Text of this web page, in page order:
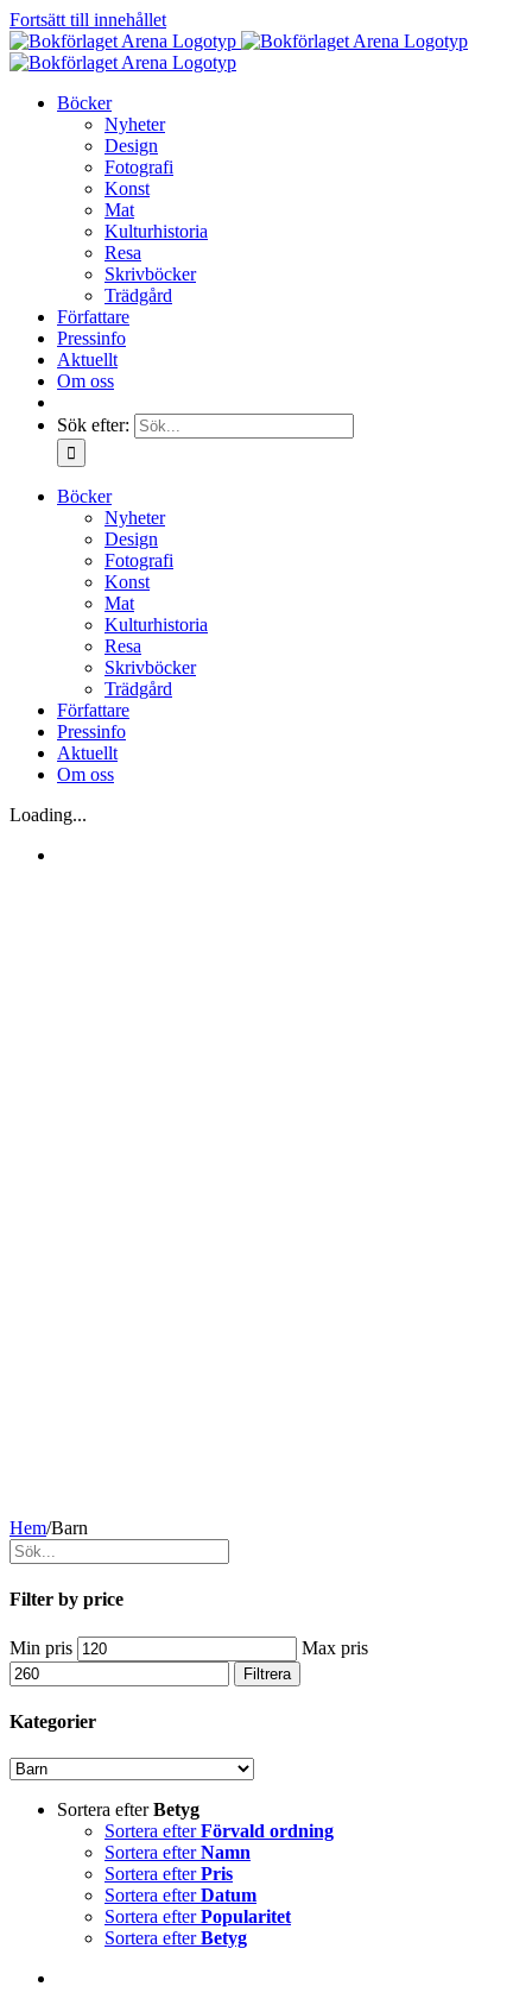
Fortsätt till innehållet
Böcker
Nyheter
Design
Fotografi
Konst
Mat
Kulturhistoria
Resa
Skrivböcker
Trädgård
Författare
Pressinfo
Aktuellt
Om oss
Sök efter:
Böcker
Nyheter
Design
Fotografi
Konst
Mat
Kulturhistoria
Resa
Skrivböcker
Trädgård
Författare
Pressinfo
Aktuellt
Om oss
Loading...
Hem/Barn
Filter by price
Min pris Max pris
Filtrera
Kategorier
Sortera efterBetyg
Sortera efterFörvald ordning
Sortera efterNamn
Sortera efterPris
Sortera efterDatum
Sortera efterPopularitet
Sortera efterBetyg